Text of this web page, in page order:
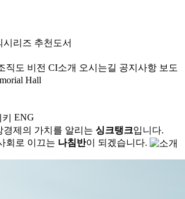
시리즈 추천도서
직도 비전 CI소개 오시는길 공지사항 보도
Hall
ENG
경제의 가치를 알리는 싱크탱크입니다.
회로 이끄는 나침반이 되겠습니다.